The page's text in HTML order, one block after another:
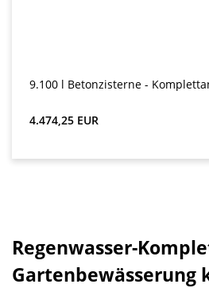
9.100 l Betonzisterne -
Preț obișnuit:
4.474,25 EUR
Regenwasser-
Gartenbewässerung